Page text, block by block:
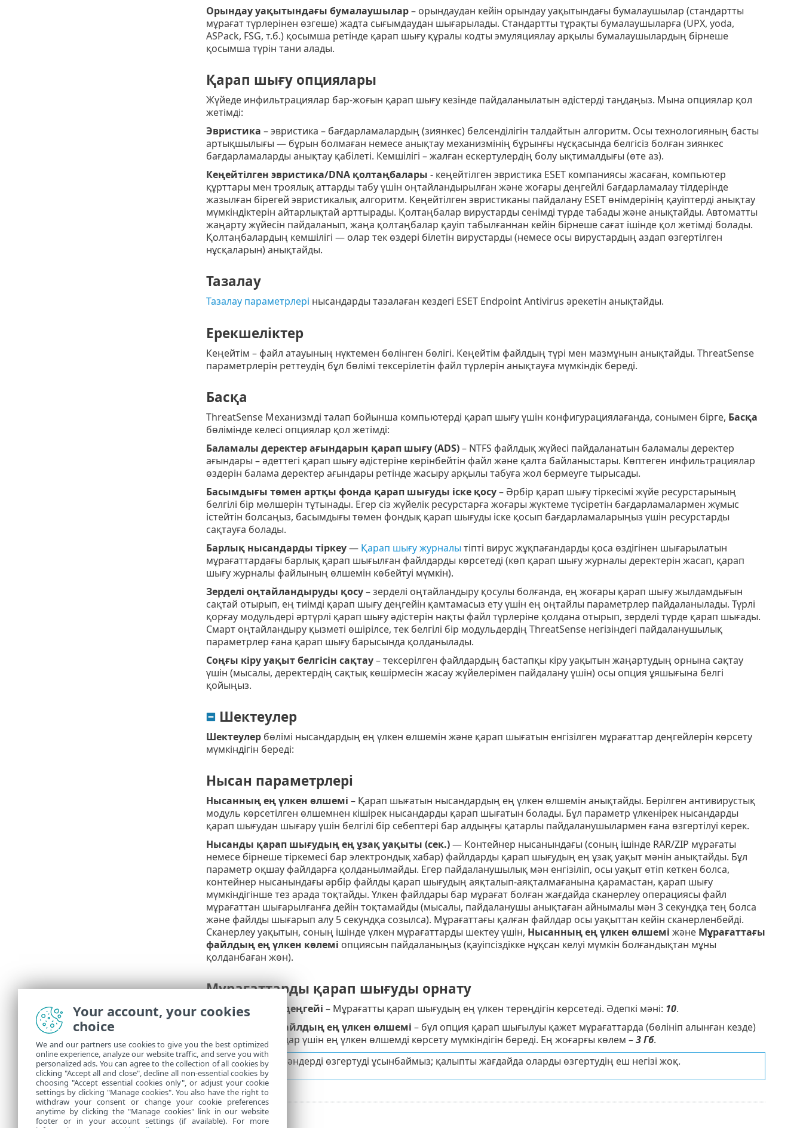
Орындау уақытындағы бумалаушылар– орындаудан кейін орындау уақытындағы бумалаушылар (стандартты
мұрағат түрлерінен өзгеше) жадта сығымдаудан шығарылады. Стандартты тұрақты бумалаушыларға (UPX, yoda,
ASPack, FSG, т.б.) қосымша ретінде қарап шығу құралы кодты эмуляциялау арқылы бумалаушылардың бірнеше
қосымша түрін тани алады.
Қарап шығу опциялары
Жүйеде инфильтрациялар бар-жоғын қарап шығу кезінде пайдаланылатын әдістерді таңдаңыз. Мына опциялар қол
жетімді:
Эвристика – эвристика – бағдарламалардың (зиянкес) белсенділігін талдайтын алгоритм. Осы технологияның басты
артықшылығы — бұрын болмаған немесе анықтау механизмінің бұрынғы нұсқасында белгісіз болған зиянкес
бағдарламаларды анықтау қабілеті. Кемшілігі – жалған ескертулердің болу ықтималдығы (өте аз).
Кеңейтілген эвристика/DNA қолтаңбалары - кеңейтілген эвристика ESET компаниясы жасаған, компьютер
құрттары мен троялық аттарды табу үшін оңтайландырылған және жоғары деңгейлі бағдарламалау тілдерінде
жазылған бірегей эвристикалық алгоритм. Кеңейтілген эвристиканы пайдалану ESET өнімдерінің қауіптерді анықтау
мүмкіндіктерін айтарлықтай арттырады. Қолтаңбалар вирустарды сенімді түрде табады және анықтайды. Автоматты
жаңарту жүйесін пайдаланып, жаңа қолтаңбалар қауіп табылғаннан кейін бірнеше сағат ішінде қол жетімді болады.
Қолтаңбалардың кемшілігі — олар тек өздері білетін вирустарды (немесе осы вирустардың аздап өзгертілген
нұсқаларын) анықтайды.
Тазалау
Тазалау параметрлері нысандарды тазалаған кездегі ESET Endpoint Antivirus әрекетін анықтайды.
Ерекшеліктер
Кеңейтім – файл атауының нүктемен бөлінген бөлігі. Кеңейтім файлдың түрі мен мазмұнын анықтайды. ThreatSense
параметрлерін реттеудің бұл бөлімі тексерілетін файл түрлерін анықтауға мүмкіндік береді.
Басқа
ThreatSense Механизмді талап бойынша компьютерді қарап шығу үшін конфигурациялағанда, сонымен бірге, Басқа
бөлімінде келесі опциялар қол жетімді:
Баламалы деректер ағындарын қарап шығу (ADS)– NTFS файлдық жүйесі пайдаланатын баламалы деректер
ағындары – әдеттегі қарап шығу әдістеріне көрінбейтін файл және қалта байланыстары. Көптеген инфильтрациялар
өздерін балама деректер ағындары ретінде жасыру арқылы табуға жол бермеуге тырысады.
Басымдығы төмен артқы фонда қарап шығуды іске қосу– Әрбір қарап шығу тіркесімі жүйе ресурстарының
белгілі бір мөлшерін тұтынады. Егер сіз жүйелік ресурстарға жоғары жүктеме түсіретін бағдарламалармен жұмыс
істейтін болсаңыз, басымдығы төмен фондық қарап шығуды іске қосып бағдарламаларыңыз үшін ресурстарды
сақтауға болады.
Барлық нысандарды тіркеу— Қарап шығу журналы тіпті вирус жұқпағандарды қоса өздігінен шығарылатын
мұрағаттардағы барлық қарап шығылған файлдарды көрсетеді (көп қарап шығу журналы деректерін жасап, қарап
шығу журналы файлының өлшемін көбейтуі мүмкін).
Зерделі оңтайландыруды қосу– зерделі оңтайландыру қосулы болғанда, ең жоғары қарап шығу жылдамдығын
сақтай отырып, ең тиімді қарап шығу деңгейін қамтамасыз ету үшін ең оңтайлы параметрлер пайдаланылады. Түрлі
қорғау модульдері әртүрлі қарап шығу әдістерін нақты файл түрлеріне қолдана отырып, зерделі түрде қарап шығады.
Смарт оңтайландыру қызметі өшірілсе, тек белгілі бір модульдердің ThreatSense негізіндегі пайдаланушылық
параметрлер ғана қарап шығу барысында қолданылады.
Соңғы кіру уақыт белгісін сақтау– тексерілген файлдардың бастапқы кіру уақытын жаңартудың орнына сақтау
үшін (мысалы, деректердің сақтық көшірмесін жасау жүйелерімен пайдалану үшін) осы опция ұяшығына белгі
қойыңыз.
Шектеулер
Шектеулербөлімі нысандардың ең үлкен өлшемін және қарап шығатын енгізілген мұрағаттар деңгейлерін көрсету
мүмкіндігін береді:
Нысан параметрлері
Нысанның ең үлкен өлшемі – Қарап шығатын нысандардың ең үлкен өлшемін анықтайды. Берілген антивирустық
модуль көрсетілген өлшемнен кішірек нысандарды қарап шығатын болады. Бұл параметр үлкенірек нысандарды
қарап шығудан шығару үшін белгілі бір себептері бар алдыңғы қатарлы пайдаланушылармен ғана өзгертілуі керек.
Нысанды қарап шығудың ең ұзақ уақыты (сек.)— Контейнер нысанындағы (соның ішінде RAR/ZIP мұрағаты
немесе бірнеше тіркемесі бар электрондық хабар) файлдарды қарап шығудың ең ұзақ уақыт мәнін анықтайды. Бұл
параметр оқшау файлдарға қолданылмайды. Егер пайдаланушылық мән енгізіліп, осы уақыт өтіп кеткен болса,
контейнер нысанындағы әрбір файлды қарап шығудың аяқталып-аяқталмағанына қарамастан, қарап шығу
мүмкіндігінше тез арада тоқтайды. Үлкен файлдары бар мұрағат болған жағдайда сканерлеу операциясы файл
мұрағаттан шығарылғанға дейін тоқтамайды (мысалы, пайдаланушы анықтаған айнымалы мән 3 секундқа тең болса
және файлды шығарып алу 5 секундқа созылса). Мұрағаттағы қалған файлдар осы уақыттан кейін сканерленбейді.
Сканерлеу уақытын, соның ішінде үлкен мұрағаттарды шектеу үшін, Нысанның ең үлкен өлшемі және Мұрағаттағы
файлдың ең үлкен көлемі опциясын пайдаланыңыз (қауіпсіздікке нұқсан келуі мүмкін болғандықтан мұны
қолданбаған жөн).
Мұрағаттарды қарап шығуды орнату
Мұрағат енгізу деңгейі – Мұрағатты қарап шығудың ең үлкен тереңдігін көрсетеді. Әдепкі мәні: 10.
Мұрағаттағы файлдың ең үлкен өлшемі – бұл опция қарап шығылуы қажет мұрағаттарда (бөлініп алынған кезде)
қамтылған файлдар үшін ең үлкен өлшемді көрсету мүмкіндігін береді. Ең жоғарғы көлем –3 Гб.
Біз әдепкі мәндерді өзгертуді ұсынбаймыз; қалыпты жағдайда оларды өзгертудің еш негізі жоқ.
Your account, your cookies
choice
We and our partners use cookies to give you the best optimized
online experience, analyze our website traffic, and serve you with
personalized ads. You can agree to the collection of all cookies by
clicking "Accept all and close", decline all non-essential cookies by
choosing "Accept essential cookies only", or adjust your cookie
settings by clicking "Manage cookies". You also have the right to
withdraw your consent or change your cookie preferences
anytime by clicking the "Manage cookies" link in our website
footer or in your account settings (if available). For more